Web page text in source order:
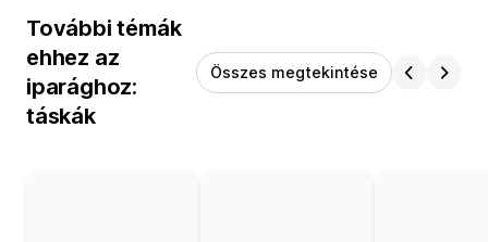
További témák
ehhez az
iparághoz:
táskák
Összes megtekintése